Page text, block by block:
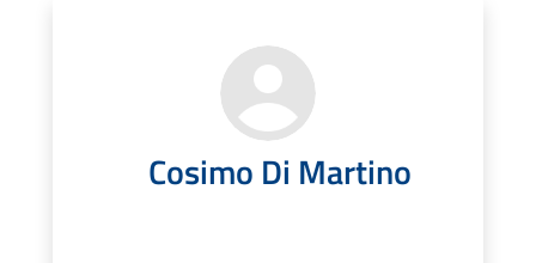
Cosimo Di Martino